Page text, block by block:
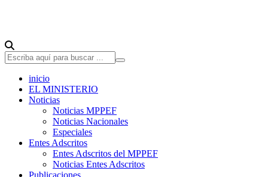
inicio
EL MINISTERIO
Noticias
Noticias MPPEF
Noticias Nacionales
Especiales
Entes Adscritos
Entes Adscritos del MPPEF
Noticias Entes Adscritos
Publicaciones